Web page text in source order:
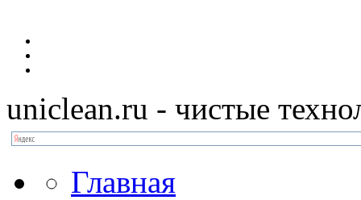
uniclean.ru - чистые
Главная